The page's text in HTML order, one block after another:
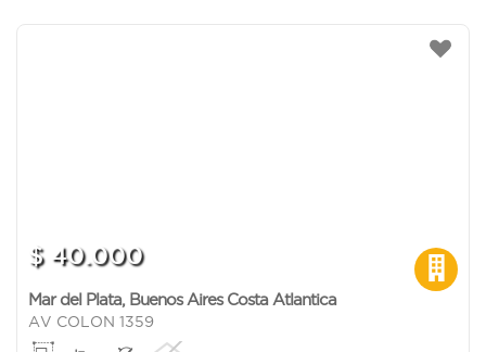
$ 40.000
Mar del Plata, Buenos Aires Costa Atlantica
AV COLON 1359